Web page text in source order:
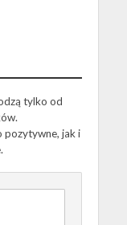
tylko od
pozytywne, jak i